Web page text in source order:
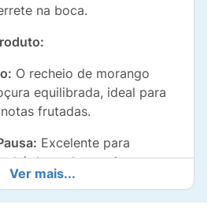
na boca.
O recheio de morango
equilibrada, ideal para
frutadas.
Excelente para
chá da tarde, servir em
ou dividir com os amigos no
Ver mais...